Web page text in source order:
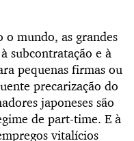
o mundo, as grandes
subcontratação e à
pequenas firmas ou
precarização do
japoneses são
de part-time. E à
vitalícios